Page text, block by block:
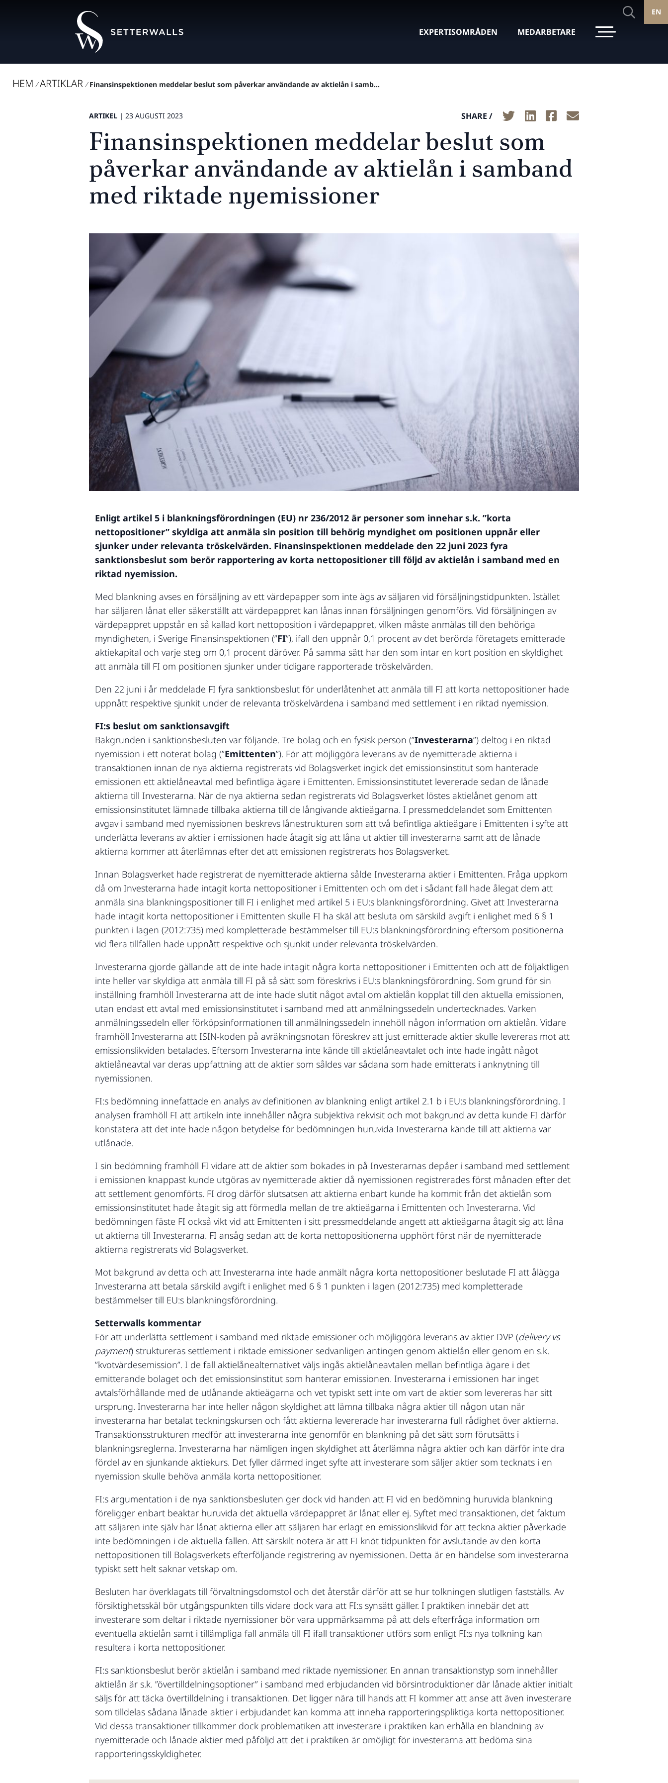
EXPERTISOMRÅDEN MEDARBETARE
EN
HEM / ARTIKLAR / Finansinspektionen meddelar beslut som påverkar användande av aktielån i samb...
ARTIKEL | 23 AUGUSTI 2023 SHARE /
Finansinspektionen meddelar beslut som
påverkar användande av aktielån i samband
med riktade nyemissioner
Enligt artikel 5 i blankningsförordningen (EU) nr 236/2012 är personer som innehar s.k. ”korta
nettopositioner” skyldiga att anmäla sin position till behörig myndighet om positionen uppnår eller
sjunker under relevanta tröskelvärden. Finansinspektionen meddelade den 22 juni 2023 fyra
sanktionsbeslut som berör rapportering av korta nettopositioner till följd av aktielån i samband med en
riktad nyemission.
Med blankning avses en försäljning av ett värdepapper som inte ägs av säljaren vid försäljningstidpunkten. Istället
har säljaren lånat eller säkerställt att värdepappret kan lånas innan försäljningen genomförs. Vid försäljningen av
värdepappret uppstår en så kallad kort nettoposition i värdepappret, vilken måste anmälas till den behöriga
myndigheten, i Sverige Finansinspektionen (”FI”), ifall den uppnår 0,1 procent av det berörda företagets emitterade
aktiekapital och varje steg om 0,1 procent däröver. På samma sätt har den som intar en kort position en skyldighet
att anmäla till FI om positionen sjunker under tidigare rapporterade tröskelvärden.
Den 22 juni i år meddelade FI fyra sanktionsbeslut för underlåtenhet att anmäla till FI att korta nettopositioner hade
uppnått respektive sjunkit under de relevanta tröskelvärdena i samband med settlement i en riktad nyemission.
FI:s beslut om sanktionsavgift
Bakgrunden i sanktionsbesluten var följande. Tre bolag och en fysisk person (”Investerarna”) deltog i en riktad
nyemission i ett noterat bolag (”Emittenten”). För att möjliggöra leverans av de nyemitterade aktierna i
transaktionen innan de nya aktierna registrerats vid Bolagsverket ingick det emissionsinstitut som hanterade
emissionen ett aktielåneavtal med befintliga ägare i Emittenten. Emissionsinstitutet levererade sedan de lånade
aktierna till Investerarna. När de nya aktierna sedan registrerats vid Bolagsverket löstes aktielånet genom att
emissionsinstitutet lämnade tillbaka aktierna till de långivande aktieägarna. I pressmeddelandet som Emittenten
avgav i samband med nyemissionen beskrevs lånestrukturen som att två befintliga aktieägare i Emittenten i syfte att
underlätta leverans av aktier i emissionen hade åtagit sig att låna ut aktier till investerarna samt att de lånade
aktierna kommer att återlämnas efter det att emissionen registrerats hos Bolagsverket.
Innan Bolagsverket hade registrerat de nyemitterade aktierna sålde Investerarna aktier i Emittenten. Fråga uppkom
då om Investerarna hade intagit korta nettopositioner i Emittenten och om det i sådant fall hade ålegat dem att
anmäla sina blankningspositioner till FI i enlighet med artikel 5 i EU:s blankningsförordning. Givet att Investerarna
hade intagit korta nettopositioner i Emittenten skulle FI ha skäl att besluta om särskild avgift i enlighet med 6 § 1
punkten i lagen (2012:735) med kompletterade bestämmelser till EU:s blankningsförordning eftersom positionerna
vid flera tillfällen hade uppnått respektive och sjunkit under relevanta tröskelvärden.
Investerarna gjorde gällande att de inte hade intagit några korta nettopositioner i Emittenten och att de följaktligen
inte heller var skyldiga att anmäla till FI på så sätt som föreskrivs i EU:s blankningsförordning. Som grund för sin
inställning framhöll Investerarna att de inte hade slutit något avtal om aktielån kopplat till den aktuella emissionen,
utan endast ett avtal med emissionsinstitutet i samband med att anmälningssedeln undertecknades. Varken
anmälningssedeln eller förköpsinformationen till anmälningssedeln innehöll någon information om aktielån. Vidare
framhöll Investerarna att ISIN-koden på avräkningsnotan föreskrev att just emitterade aktier skulle levereras mot att
emissionslikviden betalades. Eftersom Investerarna inte kände till aktielåneavtalet och inte hade ingått något
aktielåneavtal var deras uppfattning att de aktier som såldes var sådana som hade emitterats i anknytning till
nyemissionen.
FI:s bedömning innefattade en analys av definitionen av blankning enligt artikel 2.1 b i EU:s blankningsförordning. I
analysen framhöll FI att artikeln inte innehåller några subjektiva rekvisit och mot bakgrund av detta kunde FI därför
konstatera att det inte hade någon betydelse för bedömningen huruvida Investerarna kände till att aktierna var
utlånade.
I sin bedömning framhöll FI vidare att de aktier som bokades in på Investerarnas depåer i samband med settlement
i emissionen knappast kunde utgöras av nyemitterade aktier då nyemissionen registrerades först månaden efter det
att settlement genomförts. FI drog därför slutsatsen att aktierna enbart kunde ha kommit från det aktielån som
emissionsinstitutet hade åtagit sig att förmedla mellan de tre aktieägarna i Emittenten och Investerarna. Vid
bedömningen fäste FI också vikt vid att Emittenten i sitt pressmeddelande angett att aktieägarna åtagit sig att låna
ut aktierna till Investerarna. FI ansåg sedan att de korta nettopositionerna upphört först när de nyemitterade
aktierna registrerats vid Bolagsverket.
Mot bakgrund av detta och att Investerarna inte hade anmält några korta nettopositioner beslutade FI att ålägga
Investerarna att betala särskild avgift i enlighet med 6 § 1 punkten i lagen (2012:735) med kompletterade
bestämmelser till EU:s blankningsförordning.
Setterwalls kommentar
För att underlätta settlement i samband med riktade emissioner och möjliggöra leverans av aktier DVP (delivery vs
payment) struktureras settlement i riktade emissioner sedvanligen antingen genom aktielån eller genom en s.k.
”kvotvärdesemission”. I de fall aktielånealternativet väljs ingås aktielåneavtalen mellan befintliga ägare i det
emitterande bolaget och det emissionsinstitut som hanterar emissionen. Investerarna i emissionen har inget
avtalsförhållande med de utlånande aktieägarna och vet typiskt sett inte om vart de aktier som levereras har sitt
ursprung. Investerarna har inte heller någon skyldighet att lämna tillbaka några aktier till någon utan när
investerarna har betalat teckningskursen och fått aktierna levererade har investerarna full rådighet över aktierna.
Transaktionsstrukturen medför att investerarna inte genomför en blankning på det sätt som förutsätts i
blankningsreglerna. Investerarna har nämligen ingen skyldighet att återlämna några aktier och kan därför inte dra
fördel av en sjunkande aktiekurs. Det fyller därmed inget syfte att investerare som säljer aktier som tecknats i en
nyemission skulle behöva anmäla korta nettopositioner.
FI:s argumentation i de nya sanktionsbesluten ger dock vid handen att FI vid en bedömning huruvida blankning
föreligger enbart beaktar huruvida det aktuella värdepappret är lånat eller ej. Syftet med transaktionen, det faktum
att säljaren inte själv har lånat aktierna eller att säljaren har erlagt en emissionslikvid för att teckna aktier påverkade
inte bedömningen i de aktuella fallen. Att särskilt notera är att FI knöt tidpunkten för avslutande av den korta
nettopositionen till Bolagsverkets efterföljande registrering av nyemissionen. Detta är en händelse som investerarna
typiskt sett helt saknar vetskap om.
Besluten har överklagats till förvaltningsdomstol och det återstår därför att se hur tolkningen slutligen fastställs. Av
försiktighetsskäl bör utgångspunkten tills vidare dock vara att FI:s synsätt gäller. I praktiken innebär det att
investerare som deltar i riktade nyemissioner bör vara uppmärksamma på att dels efterfråga information om
eventuella aktielån samt i tillämpliga fall anmäla till FI ifall transaktioner utförs som enligt FI:s nya tolkning kan
resultera i korta nettopositioner.
FI:s sanktionsbeslut berör aktielån i samband med riktade nyemissioner. En annan transaktionstyp som innehåller
aktielån är s.k. ”övertilldelningsoptioner” i samband med erbjudanden vid börsintroduktioner där lånade aktier initialt
säljs för att täcka övertilldelning i transaktionen. Det ligger nära till hands att FI kommer att anse att även investerare
som tilldelas sådana lånade aktier i erbjudandet kan komma att inneha rapporteringspliktiga korta nettopositioner.
Vid dessa transaktioner tillkommer dock problematiken att investerare i praktiken kan erhålla en blandning av
nyemitterade och lånade aktier med påföljd att det i praktiken är omöjligt för investerarna att bedöma sina
rapporteringsskyldigheter.